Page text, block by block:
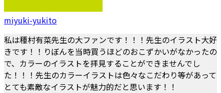
miyuki-yukito
私は種村有菜先生の大ファンです！！！先生のイラスト大好
きです！！りぼんを当時買うほどのおこずかいがなかったの
で、カラーのイラストを拝見することができませんでし
た！！！先生のカラーイラストは色々なこだわり等があって
とても素敵なイラストが魅力的だと思います！！